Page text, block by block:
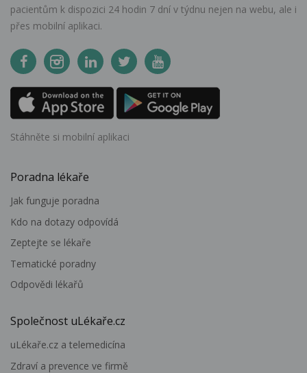
pacientům k dispozici 24 hodin 7 dní v týdnu nejen na webu, ale i
přes mobilní aplikaci.
Stáhněte si mobilní aplikaci
Poradna lékaře
Jak funguje poradna
Kdo na dotazy odpovídá
Zeptejte se lékaře
Tematické poradny
Odpovědi lékařů
Společnost uLékaře.cz
uLékaře.cz a telemedicína
Zdraví a prevence ve firmě